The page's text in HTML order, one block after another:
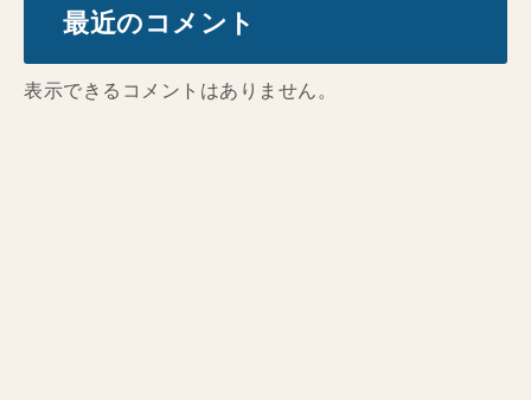
最近のコメント
表示できるコメントはありません。